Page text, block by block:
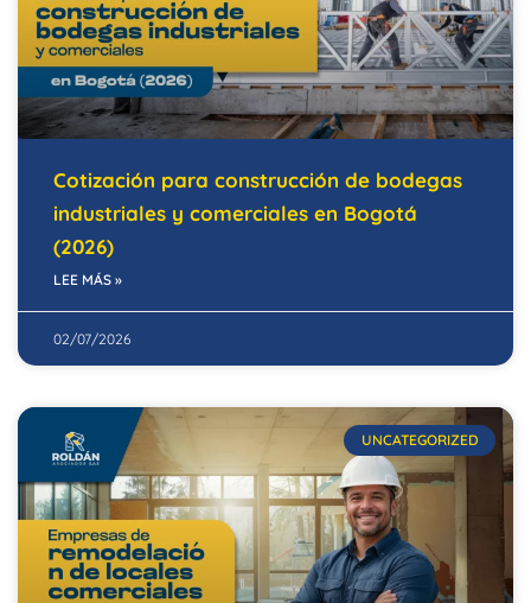
Cotización para construcción de bodegas
industriales y comerciales en Bogotá
(2026)
LEE MÁS »
02/07/2026
UNCATEGORIZED